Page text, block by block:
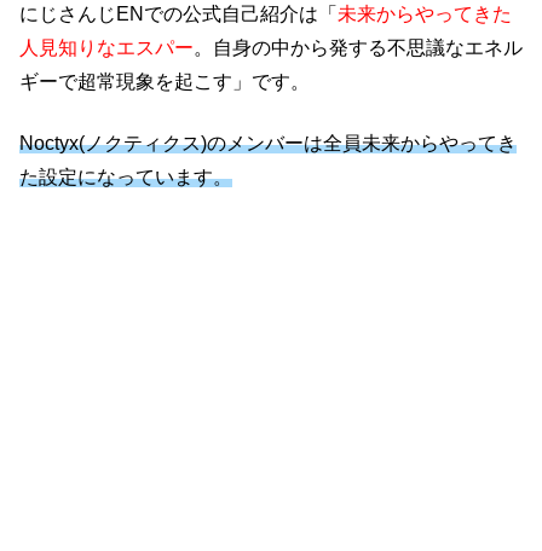
にじさんじENでの公式自己紹介は「 未来からやってきた
人見知りなエスパー。自身の中から発する不思議なエネル
ギーで超常現象を起こす」です。
Noctyx(ノクティクス)のメンバーは全員未来からやってき
た設定になっています。